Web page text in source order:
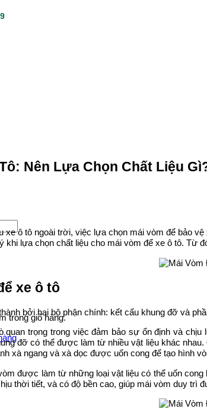
trong giỏ hàng.
Nên Lựa Chọn Chất Liệu
ô tô ngoài trời, việc lựa chọn mái vòm để bảo
khi lựa chọn chất liệu cho mái vòm để xe ô tô. Từ
xe ô tô
bởi hai bộ phận chính: kết cấu khung đỡ và
quan trọng trong việc đảm bảo sự ổn định và
đỡ có thể được làm từ nhiều vật liệu khác
xà ngang và xà dọc được uốn cong để tạo hình
được làm từ những loại vật liệu có thể uốn
thời tiết, và có độ bền cao, giúp mái vòm duy trì